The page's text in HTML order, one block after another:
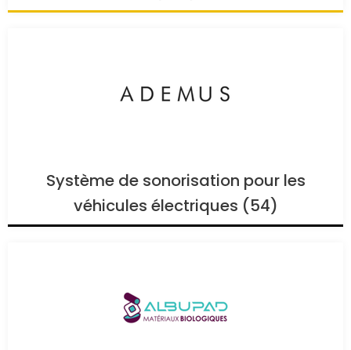
Système de sonorisation pour les
véhicules électriques (54)